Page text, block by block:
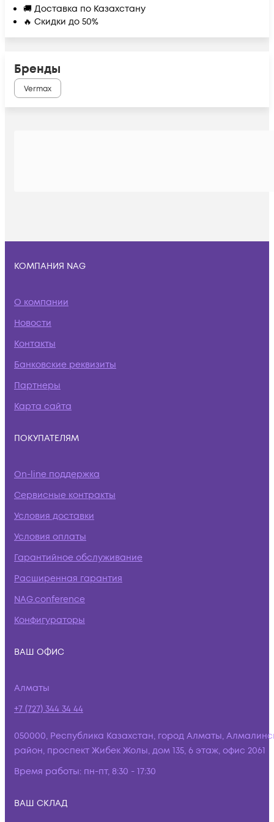
🚚 Доставка по Казахстану
🔥 Скидки до 50%
Бренды
Vermax
КОМПАНИЯ NAG
О компании
Новости
Контакты
Банковские реквизиты
Партнеры
Карта сайта
ПОКУПАТЕЛЯМ
On-line поддержка
Сервисные контракты
Условия доставки
Условия оплаты
Гарантийное обслуживание
Расширенная гарантия
NAG.conference
Конфигураторы
ВАШ ОФИС
Алматы
+7 (727) 344 34 44
050000, Республика Казахстан, город Алматы,
район, проспект Жибек Жолы, дом 135, 6 этаж, офис 2061
Время работы: пн-пт, 8:30 - 17:30
ВАШ СКЛАД